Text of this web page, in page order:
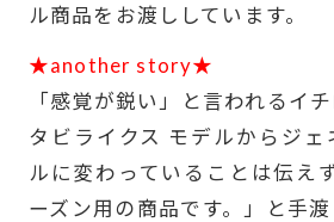
ル商品をお渡ししています。
★another story★
「感覚が鋭い」と言われるイ
タビライクス モデルからジ
ルに変わっていることは伝え
ーズン用の商品です。」と手